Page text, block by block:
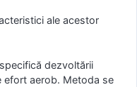
ale acestor
dezvoltării
efort aerob. Metoda se